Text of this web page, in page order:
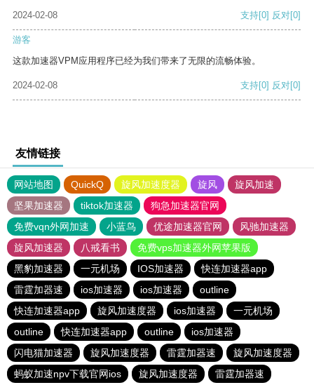
2024-02-08 支持[0] 反对[0]
游客
这款加速器VPM应用程序已经为我们带来了无限的流畅体验。
2024-02-08 支持[0] 反对[0]
友情链接
网站地图 QuickQ 旋风加速度器 旋风
旋风加速
坚果加速器
tiktok加速器
狗急加速器官网
免费vqn外网加速
小蓝鸟 优途加速器官网
风驰加速器
旋风加速器
八戒看书
免费vps加速器外网苹果版
黑豹加速器
一元机场 IOS加速器
快连加速器app
雷霆加器速
ios加速器 ios加速器
outline
快连加速器app
旋风加速度器 ios加速器
一元机场
outline
快连加速器app outline
ios加速器
闪电猫加速器
旋风加速度器 雷霆加器速
旋风加速度器
蚂蚁加速npv下载官网ios
旋风加速度器 雷霆加器速